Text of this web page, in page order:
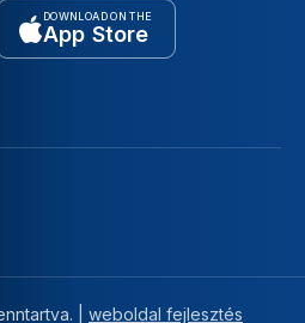
DOWNLOAD ON THE
App Store
| weboldal fejlesztés